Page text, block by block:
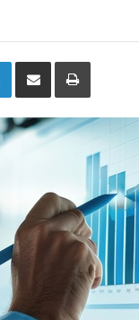
LinkedInCompartilhar
Email
Impressão